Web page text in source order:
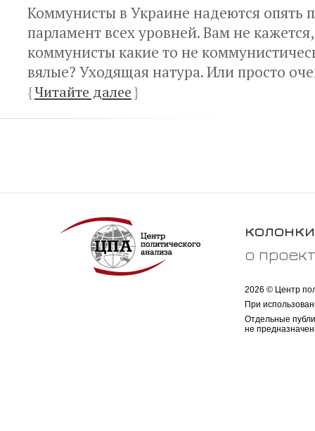
Коммунисты в Украине надеются опять
парламент всех уровней. Вам не
коммунисты какие то не
вялые? Уходящая натура. Или просто
{Читайте далее}
колонки
о
2026 © Центр
При
Отдельные
не